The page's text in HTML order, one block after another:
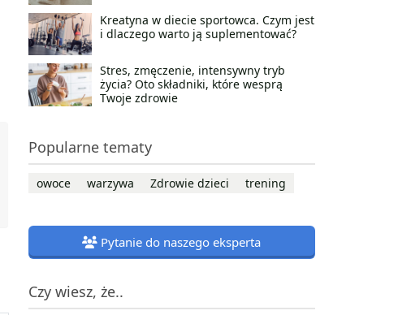
Kreatyna w diecie sportowca. Czym jest
i dlaczego warto ją suplementować?
Stres, zmęczenie, intensywny tryb
życia? Oto składniki, które wesprą
Twoje zdrowie
Popularne tematy
owoce warzywa Zdrowie dzieci trening
Pytanie do naszego eksperta
Czy wiesz, że..